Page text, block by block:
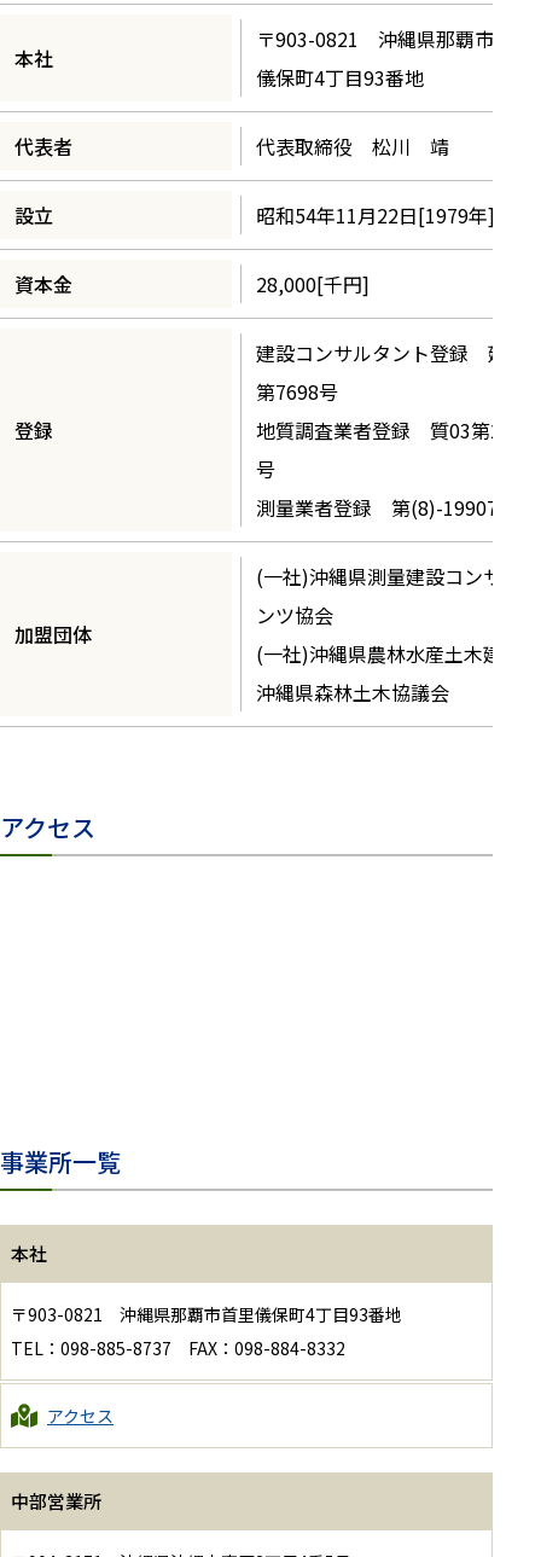
本社
〒903-0821 沖縄県那覇市首里
儀保町4丁目93番地
代表者 代表取締役 松川 靖
設立 昭和54年11月22日[1979年]
資本金 28,000[千円]
登録
建設コンサルタント登録 建04
第7698号
地質調査業者登録 質03第2337
号
測量業者登録 第(8)-19907号
加盟団体
(一社)沖縄県測量建設コンサルタ
ンツ協会
(一社)沖縄県農林水産土木建設会
沖縄県森林土木協議会
アクセス
事業所一覧
本社
〒903-0821 沖縄県那覇市首里儀保町4丁目93番地
TEL：098-885-8737 FAX：098-884-8332
アクセス
中部営業所